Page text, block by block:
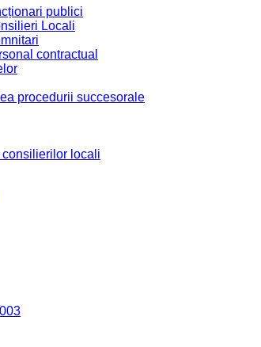
publici
Locali
contractual
procedurii succesorale
locali